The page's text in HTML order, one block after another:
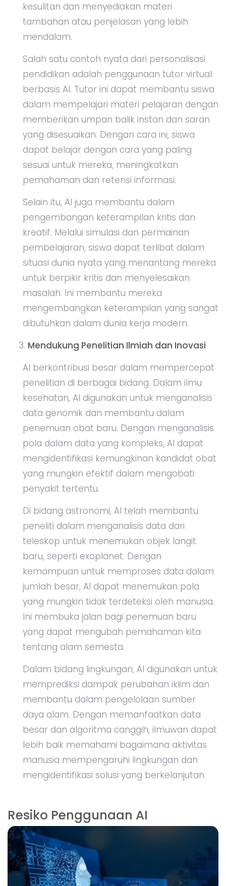
kesulitan dan menyediakan materi
tambahan atau penjelasan yang lebih
mendalam.
Salah satu contoh nyata dari personalisasi
pendidikan adalah penggunaan tutor virtual
berbasis AI. Tutor ini dapat membantu siswa
dalam mempelajari materi pelajaran dengan
memberikan umpan balik instan dan saran
yang disesuaikan. Dengan cara ini, siswa
dapat belajar dengan cara yang paling
sesuai untuk mereka, meningkatkan
pemahaman dan retensi informasi.
Selain itu, AI juga membantu dalam
pengembangan keterampilan kritis dan
kreatif. Melalui simulasi dan permainan
pembelajaran, siswa dapat terlibat dalam
situasi dunia nyata yang menantang mereka
untuk berpikir kritis dan menyelesaikan
masalah. Ini membantu mereka
mengembangkan keterampilan yang sangat
dibutuhkan dalam dunia kerja modern.
Mendukung Penelitian Ilmiah dan Inovasi
AI berkontribusi besar dalam mempercepat
penelitian di berbagai bidang. Dalam ilmu
kesehatan, AI digunakan untuk menganalisis
data genomik dan membantu dalam
penemuan obat baru. Dengan menganalisis
pola dalam data yang kompleks, AI dapat
mengidentifikasi kemungkinan kandidat obat
yang mungkin efektif dalam mengobati
penyakit tertentu.
Di bidang astronomi, AI telah membantu
peneliti dalam menganalisis data dari
teleskop untuk menemukan objek langit
baru, seperti exoplanet. Dengan
kemampuan untuk memproses data dalam
jumlah besar, AI dapat menemukan pola
yang mungkin tidak terdeteksi oleh manusia.
Ini membuka jalan bagi penemuan baru
yang dapat mengubah pemahaman kita
tentang alam semesta.
Dalam bidang lingkungan, AI digunakan untuk
memprediksi dampak perubahan iklim dan
membantu dalam pengelolaan sumber
daya alam. Dengan memanfaatkan data
besar dan algoritma canggih, ilmuwan dapat
lebih baik memahami bagaimana aktivitas
manusia mempengaruhi lingkungan dan
mengidentifikasi solusi yang berkelanjutan.
Resiko Penggunaan AI